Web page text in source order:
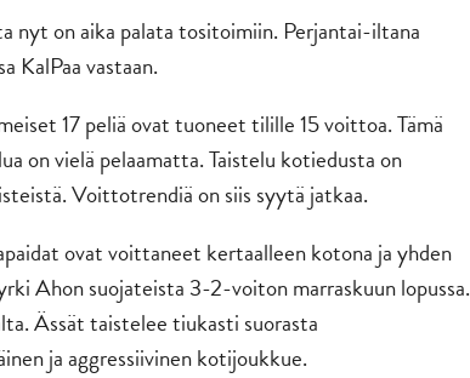
on aika palata tositoimiin. Perjantai-iltana
KalPaa vastaan.
17 peliä ovat tuoneet tilille 15 voittoa. Tämä
on vielä pelaamatta. Taistelu kotiedusta on
Voittotrendiä on siis syytä jatkaa.
ovat voittaneet kertaalleen kotona ja yhden
Ahon suojateista 3-2-voiton marraskuun lopussa.
Ässät taistelee tiukasti suorasta
ja aggressiivinen kotijoukkue.